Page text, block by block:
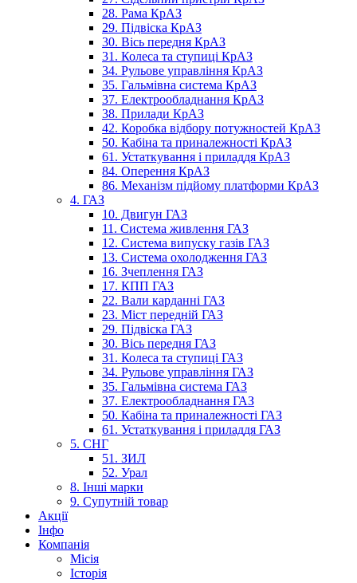
28. Рама КрАЗ
29. Підвіска КрАЗ
30. Вісь передня КрАЗ
31. Колеса та ступиці КрАЗ
34. Рульове управління КрАЗ
35. Гальмівна система КрАЗ
37. Електрообладнання КрАЗ
38. Прилади КрАЗ
42. Коробка відбору потужностей КрАЗ
50. Кабіна та приналежності КрАЗ
61. Устаткування і приладдя КрАЗ
84. Оперення КрАЗ
86. Механізм підйому платформи КрАЗ
4. ГАЗ
10. Двигун ГАЗ
11. Система живлення ГАЗ
12. Система випуску газів ГАЗ
13. Система охолодження ГАЗ
16. Зчеплення ГАЗ
17. КПП ГАЗ
22. Вали карданні ГАЗ
23. Міст передній ГАЗ
29. Підвіска ГАЗ
30. Вісь передня ГАЗ
31. Колеса та ступиці ГАЗ
34. Рульове управління ГАЗ
35. Гальмівна система ГАЗ
37. Електрообладнання ГАЗ
50. Кабіна та приналежності ГАЗ
61. Устаткування і приладдя ГАЗ
5. СНГ
51. ЗИЛ
52. Урал
8. Інші марки
9. Супутній товар
Акції
Інфо
Компанія
Місія
Історія